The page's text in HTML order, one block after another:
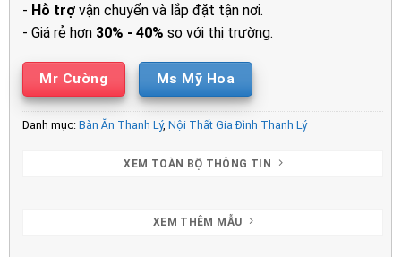
- Hỗ trợvận chuyển và lắp đặt tận nơi.
- Giá rẻ hơn 30% - 40% so với thị trường.
Mr Cường Ms Mỹ Hoa
Danh mục: Bàn Ăn Thanh Lý, Nội Thất Gia Đình Thanh Lý
XEM TOÀN BỘ THÔNG TIN
XEM THÊM MẪU